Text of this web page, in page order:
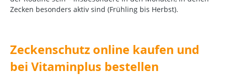
Zecken besonders aktiv sind (Frühling bis Herbst).
Zeckenschutz online kaufen und
bei Vitaminplus bestellen